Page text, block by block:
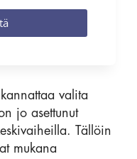
valita
jo asettunut
Tällöin
mukana